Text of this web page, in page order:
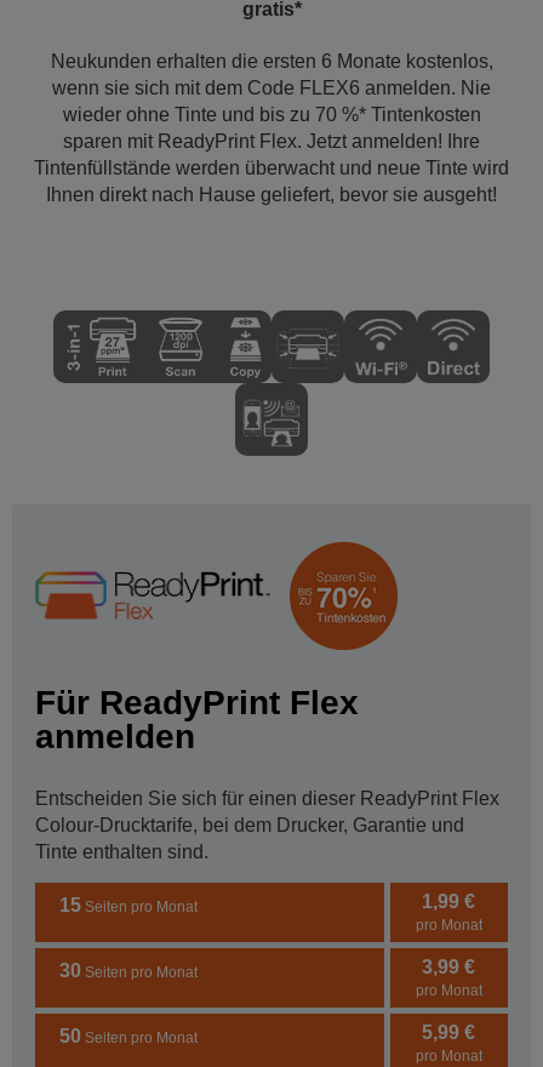
gratis*
Neukunden erhalten die ersten 6 Monate kostenlos,
wenn sie sich mit dem Code FLEX6 anmelden. Nie
wieder ohne Tinte und bis zu 70 %* Tintenkosten
sparen mit ReadyPrint Flex. Jetzt anmelden! Ihre
Tintenfüllstände werden überwacht und neue Tinte wird
Ihnen direkt nach Hause geliefert, bevor sie ausgeht!
Für ReadyPrint Flex
anmelden
Entscheiden Sie sich für einen dieser ReadyPrint Flex
Colour-Drucktarife, bei dem Drucker, Garantie und
Tinte enthalten sind.
15 Seiten pro Monat 1,99 €
pro Monat
30 Seiten pro Monat 3,99 €
pro Monat
50 Seiten pro Monat 5,99 €
pro Monat